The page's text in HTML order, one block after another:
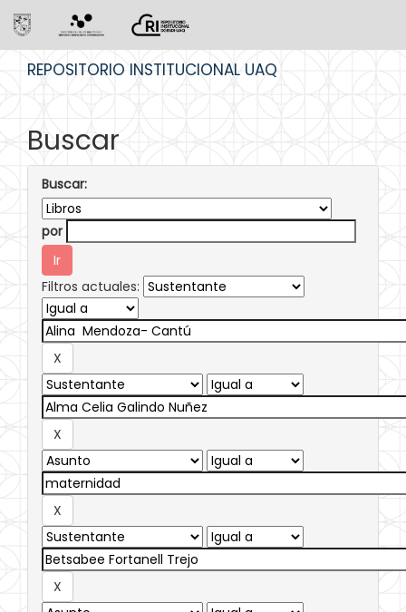
REPOSITORIO INSTITUCIONAL UAQ
Buscar
Buscar:
por
Filtros actuales: